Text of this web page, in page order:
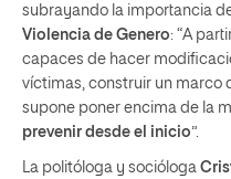
subrayando la importancia
Violencia de Genero: “A
capaces de hacer
víctimas, construir un marco
supone poner encima de la
prevenir desde el inicio”.
La politóloga y socióloga